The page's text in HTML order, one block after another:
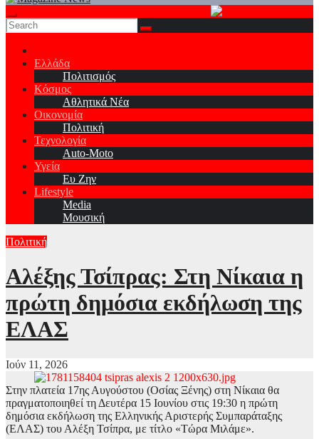
Ελλάδα
Πολιτισμός
Κόσμος
Αθλητικά Νέα
Οικονομία
Πολιτική
Τεχνολογία
Auto-Moto
Υγεία
Ευ Ζην
Lifestyle
Media
Μουσική
Πολιτική
Αλέξης Τσίπρας: Στη Νίκαια η
πρώτη δημόσια εκδήλωση της
ΕΛΑΣ
Ιούν 11, 2026
Στην πλατεία 17ης Αυγούστου (Οσίας Ξένης) στη Νίκαια θα
πραγματοποιηθεί τη Δευτέρα 15 Ιουνίου στις 19:30 η πρώτη
δημόσια εκδήλωση της Ελληνικής Αριστερής Συμπαράταξης
(ΕΛΑΣ) του Αλέξη Τσίπρα, με τίτλο «Τώρα Μιλάμε».